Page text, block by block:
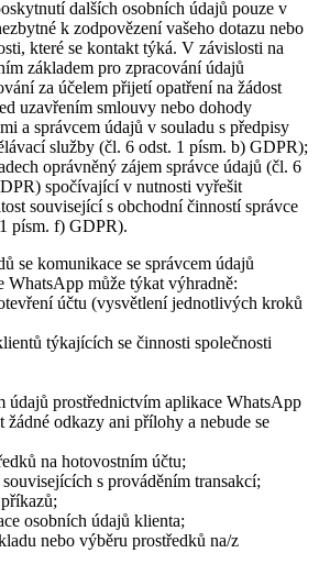
dalších osobních údajů pouze v
k zodpovězení vašeho dotazu nebo
které se kontakt týká. V závislosti na
základem pro zpracování údajů
za účelem přijetí opatření na žádost
uzavřením smlouvy nebo dohody
a správcem údajů v souladu s předpisy
služby (čl. 6 odst. 1 písm. b) GDPR);
oprávněný zájem správce údajů (čl. 6
spočívající v nutnosti vyřešit
související s obchodní činností správce
písm. f) GDPR).
se komunikace se správcem údajů
WhatsApp může týkat výhradně:
účtu (vysvětlení jednotlivých kroků
týkajících se činnosti společnosti
údajů prostřednictvím aplikace WhatsApp
žádné odkazy ani přílohy a nebude se
na hotovostním účtu;
s prováděním transakcí;
osobních údajů klienta;
nebo výběru prostředků na/z